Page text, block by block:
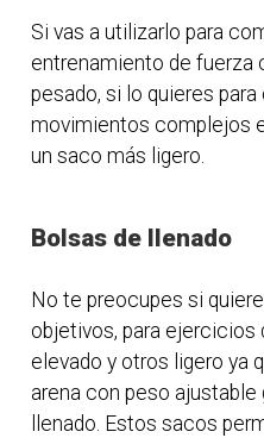
Si vas a utilizarlo para
entrenamiento de fuerza
pesado, si lo quieres
movimientos complejos
un saco más ligero.
Bolsas de llenado
No te preocupes si
objetivos, para ejercicios
elevado y otros ligero ya
arena con peso ajustable
llenado. Estos sacos